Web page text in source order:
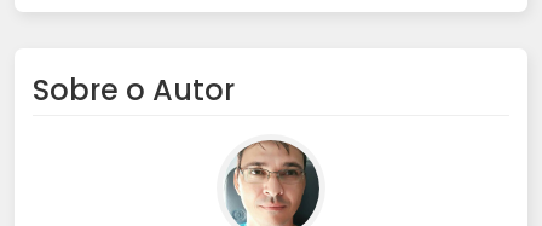
Sobre o Autor